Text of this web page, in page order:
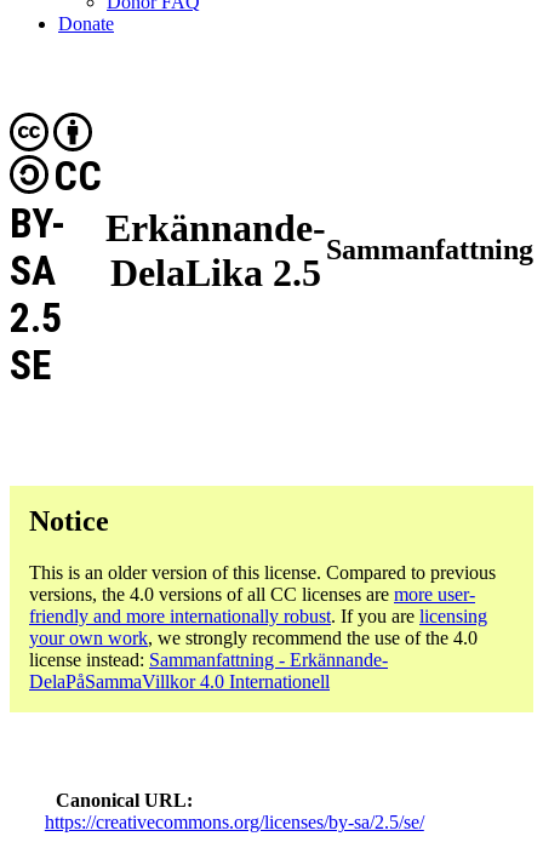
Donate
Erkännande-
DelaLika 2.5
CC
BY-
SA
2.5
SE
Sammanfattning
Notice
This is an older version of this license. Compared to previous
versions, the 4.0 versions of all CC licenses are more user-
friendly and more internationally robust. If you are licensing
your own work, we strongly recommend the use of the 4.0
license instead: Sammanfattning - Erkännande-
DelaPåSammaVillkor 4.0 Internationell
Canonical URL
https://creativecommons.org/licenses/by-sa/2.5/se/